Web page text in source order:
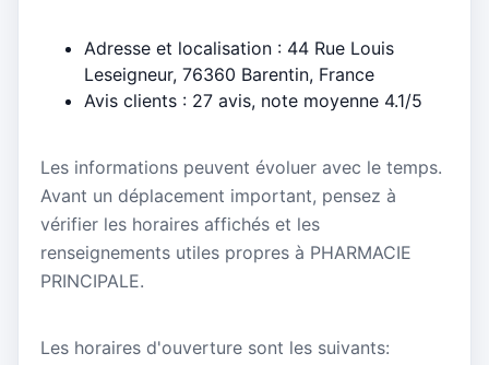
Adresse et localisation : 44 Rue Louis
Leseigneur, 76360 Barentin, France
Avis clients : 27 avis, note moyenne 4.1/5
Les informations peuvent évoluer avec le temps.
Avant un déplacement important, pensez à
vérifier les horaires affichés et les
renseignements utiles propres à PHARMACIE
PRINCIPALE.
Les horaires d'ouverture sont les suivants: